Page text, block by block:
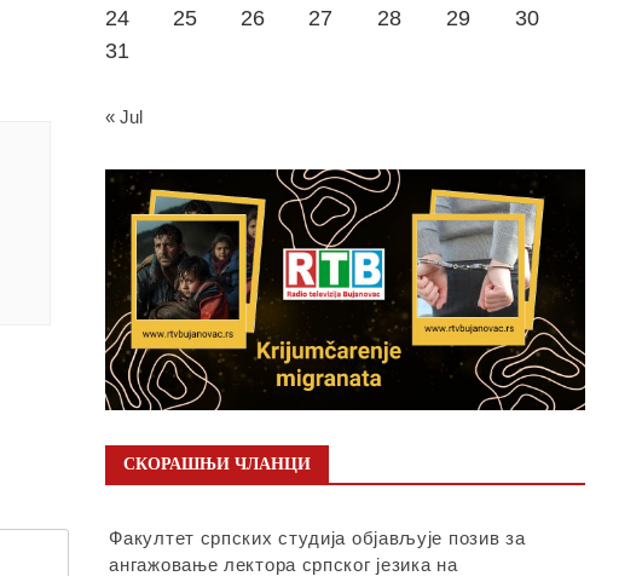
24
25 26 27 28 29
30
31
« Jul
СКОРАШЊИ ЧЛАНЦИ
Факултет српских студија објављује позив за
ангажовање лектора српског језика на